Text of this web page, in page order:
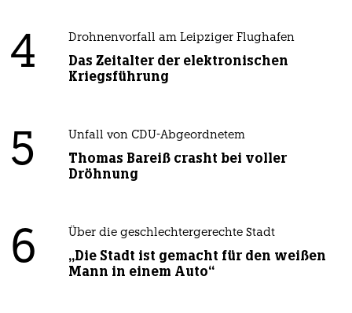
4 Drohnenvorfall am Leipziger Flughafen
Das Zeitalter der elektronischen
Kriegsführung
5 Unfall von CDU-Abgeordnetem
Thomas Bareiß crasht bei voller
Dröhnung
6 Über die geschlechtergerechte Stadt
„Die Stadt ist gemacht für den weißen
Mann in einem Auto“